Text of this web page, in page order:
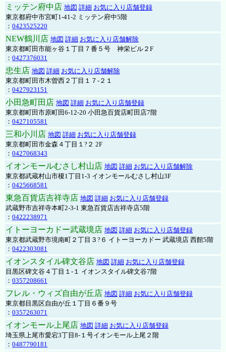
ミッテン府中店 地図 詳細 お気に入り店舗登録
東京都府中市宮町1-41-2 ミッテン府中5階
： 0423525220
NEW鶴川店 地図 詳細 お気に入り店舗解除
東京都町田市能ヶ谷１丁目７番５号 神栄ビル２F
： 0427376031
忠生店 地図 詳細 お気に入り店舗解除
東京都町田市木曽西２丁目１７-２１
： 0427923151
小田急町田店 地図 詳細 お気に入り店舗登録
東京都町田市原町田6-12-20 小田急百貨店町田店7階
： 0427105581
三和小川店 地図 詳細 お気に入り店舗登録
東京都町田市金森４丁目１?２ 2F
： 0427068343
イオンモールむさし村山店 地図 詳細 お気に入り店舗解除
東京都武蔵村山市榎1丁目1-3 イオンモールむさし村山3F
： 0425668581
東急百貨店吉祥寺店 地図 詳細 お気に入り店舗登録
武蔵野市吉祥寺本町2-3-1 東急百貨店吉祥寺店5階
： 0422238971
イトーヨーカドー武蔵境店 地図 詳細 お気に入り店舗登録
東京都武蔵野市境南町２丁目３?６ イトーヨーカドー 武蔵境店 西館5階
： 0422303081
イオンスタイル碑文谷店 地図 詳細 お気に入り店舗登録
目黒区碑文谷４丁目１-１ イオンスタイル碑文谷7階
： 0357208661
フレル・ウィズ自由が丘店 地図 詳細 お気に入り店舗登録
東京都目黒区自由が丘１丁目６番９号
： 0357263071
イオンモール上尾店 地図 詳細 お気に入り店舗登録
埼玉県上尾市愛宕3丁目8-１号イオンモール上尾２階
： 0487790181